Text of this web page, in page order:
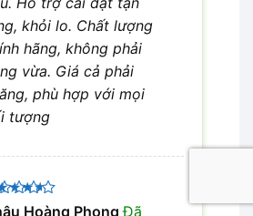
khỏi lo. Chất lượng
hãng, không phải
vừa. Giá cả phải
phù hợp với mọi
tượng
Hoàng PhongĐã